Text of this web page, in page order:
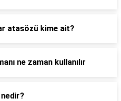
atasözü kime ait?
ne zaman kullanılır